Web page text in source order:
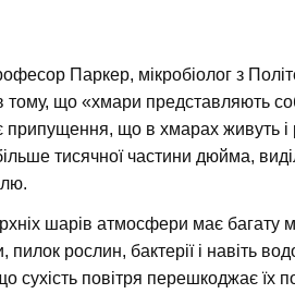
Паркер, мікробіолог з
тому, що «хмари представляють
що в хмарах живуть і
тисячної частини дюйма,
шарів атмосфери має багату
рослин, бактерії і навіть
сухість повітря перешкоджає їх